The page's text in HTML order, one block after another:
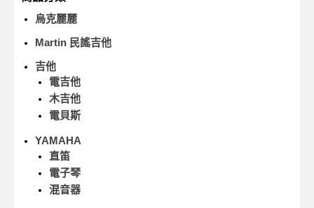
烏克麗麗
Martin 民謠吉他
吉他
電吉他
木吉他
電貝斯
YAMAHA
直笛
電子琴
混音器